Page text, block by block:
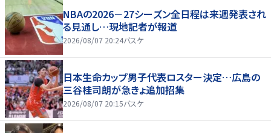
NBAの2026－27シーズン全日程は来週発表され
る見通し…現地記者が報道
2026/08/07 20:24バスケ
日本生命カップ男子代表ロスター決定…広島の
三谷桂司朗が急きょ追加招集
2026/08/07 20:15バスケ